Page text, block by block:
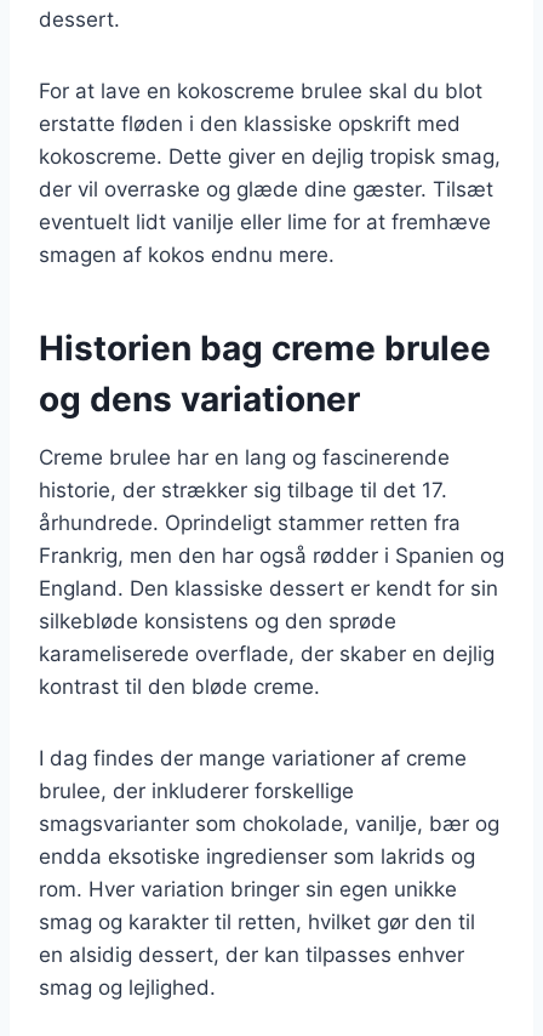
dessert.
For at lave en kokoscreme brulee skal du blot
erstatte fløden i den klassiske opskrift med
kokoscreme. Dette giver en dejlig tropisk smag,
der vil overraske og glæde dine gæster. Tilsæt
eventuelt lidt vanilje eller lime for at fremhæve
smagen af kokos endnu mere.
Historien bag creme brulee
og dens variationer
Creme brulee har en lang og fascinerende
historie, der strækker sig tilbage til det 17.
århundrede. Oprindeligt stammer retten fra
Frankrig, men den har også rødder i Spanien og
England. Den klassiske dessert er kendt for sin
silkebløde konsistens og den sprøde
karameliserede overflade, der skaber en dejlig
kontrast til den bløde creme.
I dag findes der mange variationer af creme
brulee, der inkluderer forskellige
smagsvarianter som chokolade, vanilje, bær og
endda eksotiske ingredienser som lakrids og
rom. Hver variation bringer sin egen unikke
smag og karakter til retten, hvilket gør den til
en alsidig dessert, der kan tilpasses enhver
smag og lejlighed.